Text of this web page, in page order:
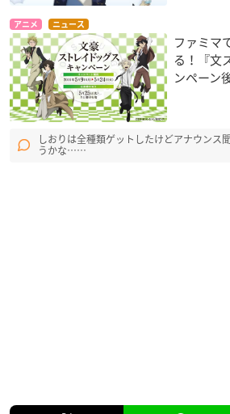
アニメ ニュース
ファミマ
る！『文
ンペーン
しおりは全種類ゲットしたけどアナウンス
うかな……